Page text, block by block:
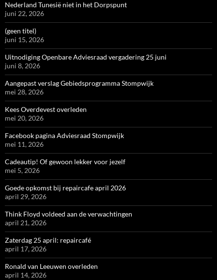
Nederland Tunesië niet in het Dorpspunt
juni 22, 2026
(geen titel)
juni 15, 2026
Uitnodiging Openbare Adviesraad vergadering 25 juni
juni 8, 2026
Aangepast verslag Gebiedsprogramma Stompwijk
mei 28, 2026
Kees Overdevest overleden
mei 20, 2026
Facebook pagina Adviesraad Stompwijk
mei 11, 2026
Cadeautip! Of gewoon lekker voor jezelf
mei 5, 2026
Goede opkomst bij repaircafe april 2026
april 29, 2026
Think Floyd voldeed aan de verwachtingen
april 21, 2026
Zaterdag 25 april: repaircafé
april 17, 2026
Ronald van Leeuwen overleden
april 14, 2026